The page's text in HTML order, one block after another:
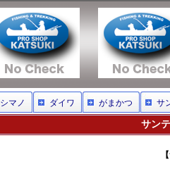
シマノ ダイワ がまかつ サ
サン